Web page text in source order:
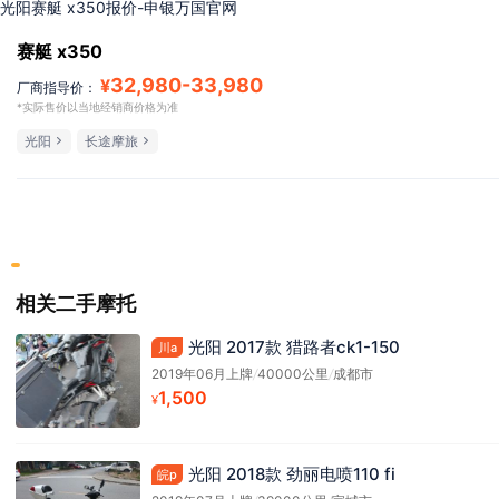
光阳赛艇 x350报价-申银万国官网
赛艇 x350
厂商指导价： ¥32,980-33,980
*实际售价以当地经销商价格为准
光阳 长途摩旅
相关二手摩托
川a 光阳 2017款 猎路者ck1-150
2019年06月上牌/40000公里 /成都市
¥1,500
皖p 光阳 2018款 劲丽电喷110 fi